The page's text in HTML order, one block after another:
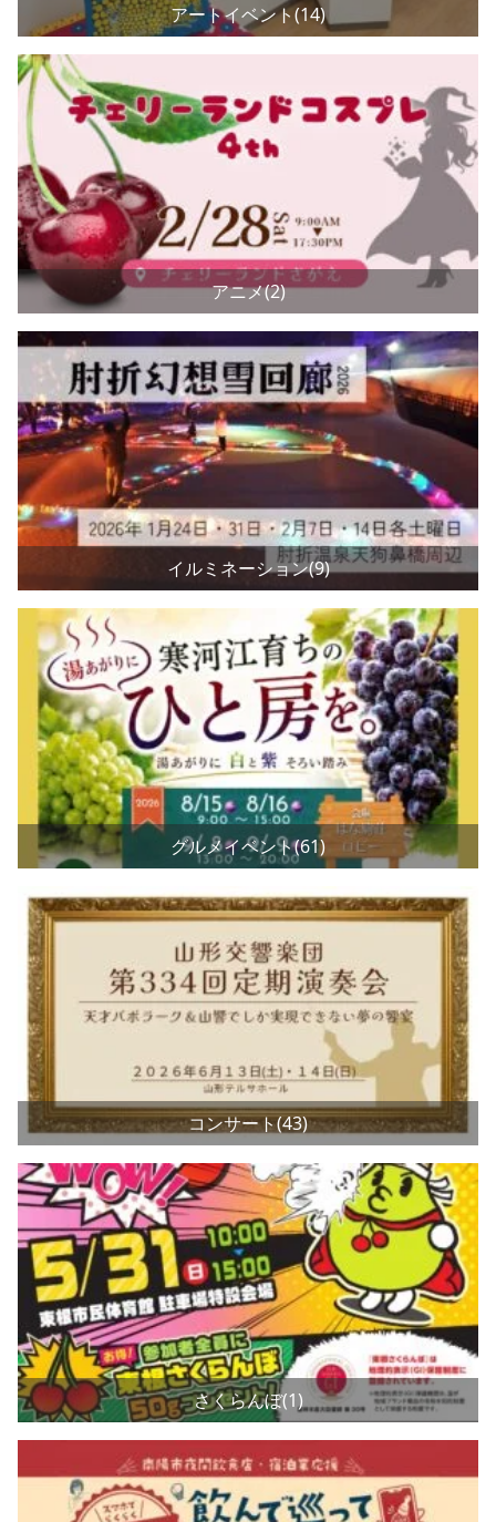
アートイベント(14)
アニメ(2)
イルミネーション(9)
グルメイベント(61)
コンサート(43)
さくらんぼ(1)